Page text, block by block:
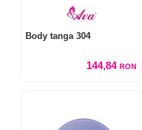
Body tanga 304
144,84 RON